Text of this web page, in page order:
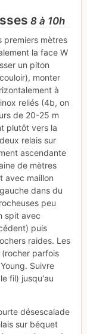
8 à 10h
premiers mètres
la face W
un piton
monter
à
reliés (4b, on
de 20-25 m
plutôt vers la
relais sur
ascendante
de mètres
avec maillon
dans du
peu
spit avec
puis
raides. Les
parfois
Suivre
fil) jusqu'au
désescalade
sur béquet